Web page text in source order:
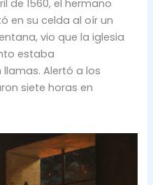
de 1560, el hermano
en su celda al oír un
vio que la iglesia
estaba
Alertó a los
siete horas en